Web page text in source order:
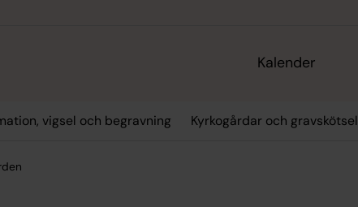
Kalender
vigsel och begravning Kyrkogårdar och gravskötsel